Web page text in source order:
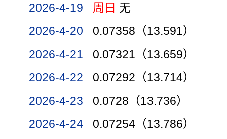
2026-4-19
周日 无
2026-4-20
0.07358（13.591）
2026-4-21
0.07321（13.659）
2026-4-22
0.07292（13.714）
2026-4-23
0.0728（13.736）
2026-4-24
0.07254（13.786）